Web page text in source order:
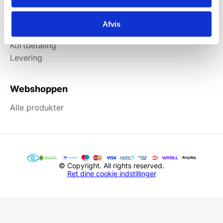
Afvis
Information
Kortbetaling
Levering
Webshoppen
Alle produkter
© Copyright. All rights reserved.
Ret dine cookie indstillinger